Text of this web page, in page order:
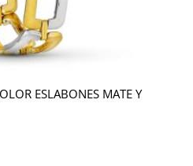
ESLABONES MATE Y